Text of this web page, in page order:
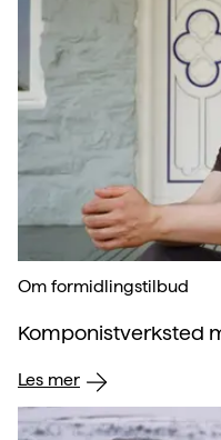
Om formidlingstilbud
Komponistverksted
Les mer